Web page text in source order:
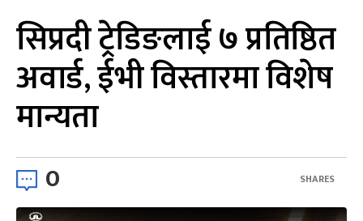
सिप्रदी ट्रेडिङलाई ७ प्रतिष्ठित
अवार्ड, ईभी विस्तारमा विशेष
मान्यता
0 SHARES